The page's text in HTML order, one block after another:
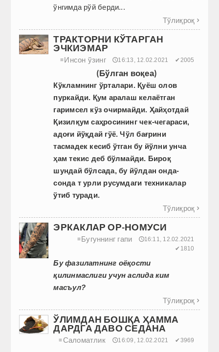
ўнгимда рўй берди...
Тўлиқроқ 
ТРАКТОРНИ КЎТАРГАН
ЭЧКИЭМАР
≡Инсон ўзинг 🕔16:13, 12.02.2021 ✔2005
(Бўлган воқеа)
Кўкламнинг ўрталари. Қуёш олов
пуркайди. Қум аралаш келаётган
гаримсел кўз очирмайди. Ҳайҳотдай
Қизилқум саҳросининг чек-чегараси,
адоғи йўқдай гўё. Чўл бағрини
тасмадек кесиб ўтган бу йўлни унча
ҳам текис деб бўлмайди. Бироқ
шундай бўлсада, бу йўлдан онда-
сонда т урли русумдаги техникалар
ўтиб туради.
Тўлиқроқ 
ЭРКАКЛАР ОР-НОМУСИ
≡Бугуннинг гапи
🕔16:11, 12.02.2021
✔1810
Бу фазилатнинг оёқости
қилинмаслиги учун аслида ким
масъул?
Тўлиқроқ 
ЎЛИМДАН БОШҚА ҲАММА
ДАРДГА ДАВО СЕДАНА
≡Саломатлик 🕔16:09, 12.02.2021 ✔3969